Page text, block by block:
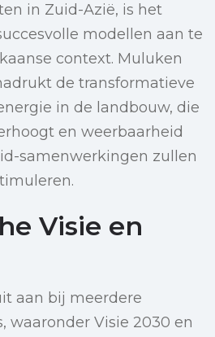
in Zuid-Azië, is het
modellen aan te
context. Muluken
de transformatieve
in de landbouw, die
en weerbaarheid
samenwerkingen zullen
Visie en
aan bij meerdere
waaronder Visie 2030 en